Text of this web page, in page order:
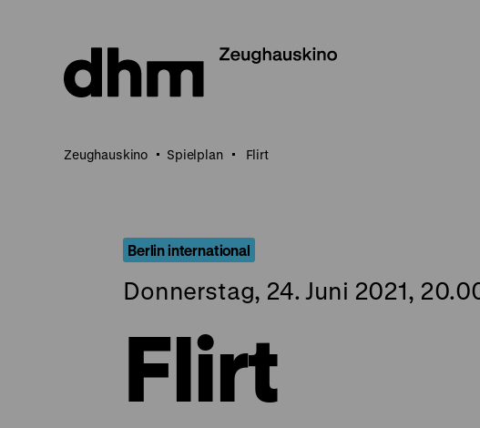
Seiteninhalt
springen
Zeughauskino Spielplan Flirt
Berlin international
Donnerstag, 24. Juni 2021,
Flirt